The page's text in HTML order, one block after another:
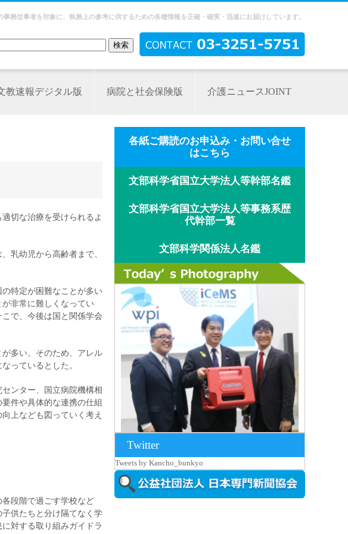
務従事者を対象に、執務上の参考に供するための各種情報を正確・確実・迅速にお届けしています。
教速報デジタル版 病院と社会保険版 介護ニュースJOINT
切な治療を受けられるよ
乳幼児から高齢者まで、
特定が困難なことが多い
非常に難しくなってい
で、今後は国と関係学会
多い。そのため、アレル
っているとした。
ンター、国立病院機構相
件や具体的な連携の仕組
上なども図っていく考え
段階で過ごす学校など
供たちと分け隔てなく学
対する取り組みガイドラ
各紙ご購読のお申込み・お問い合せ
はこちら
文部科学省国立大学法人等幹部名鑑
文部科学省国立大学法人等事務系歴
代幹部一覧
文部科学関係法人名鑑
京都大iCeMS等を視察した松本文部科学
大...
Twitter
Tweets by Kancho_bunkyo